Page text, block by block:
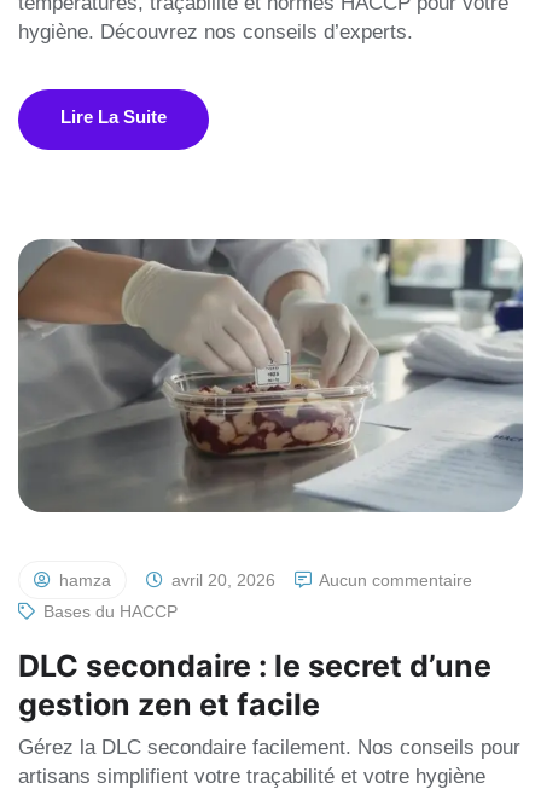
hygiène. Découvrez nos conseils d’experts.
Lire La Suite
hamza avril 20, 2026
Aucun commentaire
Bases du HACCP
DLC secondaire : le secret d’une
gestion zen et facile
Gérez la DLC secondaire facilement. Nos conseils pour
artisans simplifient votre traçabilité et votre hygiène